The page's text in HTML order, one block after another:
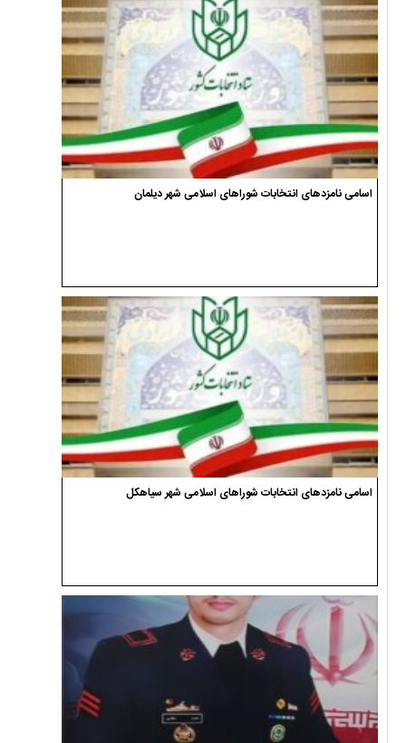
اسامی نامزدهای انتخابات شوراهای اسلامی شهر دیلمان
اسامی نامزدهای انتخابات شوراهای اسلامی شهر سیاهکل